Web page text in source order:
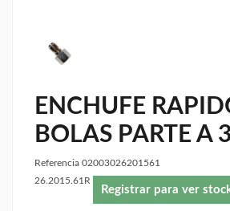
ENCHUFE
BOLAS PARTE A
Referencia 02003026201561
26.2015.61R
Registrar para ver